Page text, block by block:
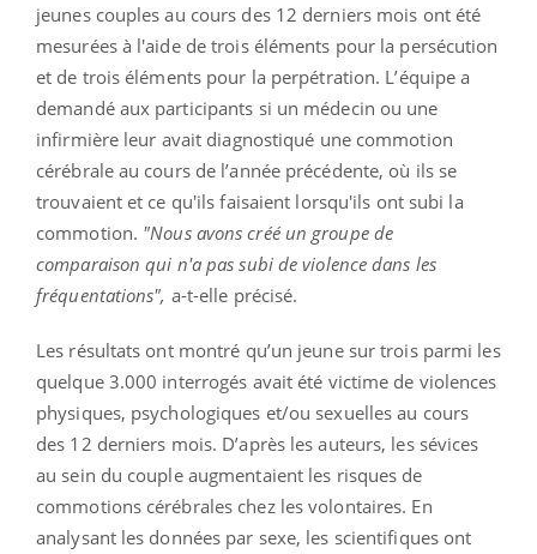
jeunes couples au cours des 12 derniers mois ont été
mesurées à l'aide de trois éléments pour la persécution
et de trois éléments pour la perpétration. L’équipe a
demandé aux participants si un médecin ou une
infirmière leur avait diagnostiqué une commotion
cérébrale au cours de l’année précédente, où ils se
trouvaient et ce qu'ils faisaient lorsqu'ils ont subi la
commotion. "Nous avons créé un groupe de
comparaison qui n'a pas subi de violence dans les
fréquentations", a-t-elle précisé.
Les résultats ont montré qu’un jeune sur trois parmi les
quelque 3.000 interrogés avait été victime de violences
physiques, psychologiques et/ou sexuelles au cours
des 12 derniers mois. D’après les auteurs, les sévices
au sein du couple augmentaient les risques de
commotions cérébrales chez les volontaires. En
analysant les données par sexe, les scientifiques ont